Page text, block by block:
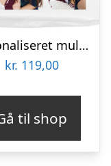
Personaliseret mulepose – Hvid
kr. 119,00
til shop